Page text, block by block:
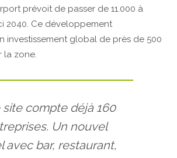
prévoit de passer de 11.000 à
2040. Ce développement
investissement global de près de 500
la zone.
site compte déjà 160
Un nouvel
avec bar, restaurant,